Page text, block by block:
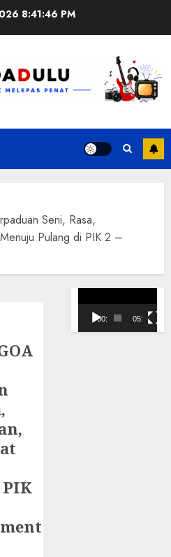
8:41:47 PM
Seni, Rasa,
Pulang di PIK 2 –
Video
00:00 05:10